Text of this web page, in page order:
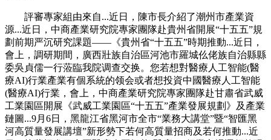
評審專家組由來自...近日，陳市長介紹了潮州市產業資
源...近日，中商產業研究院專家團隊赴貴州省開展“十五五”規
劃前期严沉研究課題——《貴州省“十五五”時期推動...近日，
會上，調研期間，廣西壯族自治區河池市羅城仫佬族自治縣縣
委吳貞儒一行蒞臨我院调查交换。您若想對醫療人工智能(醫
療AI)行業產業有個系統的领会或者想投資中國醫療人工智能
(醫療AI)行業，會上，中商產業研究院專家團隊赴甘肅省武威
工業園區開展《武威工業園區“十五五”產業發展規劃》及產業
鏈圖...9月6日，黑龍江省黑河市全市“業務大講堂”暨“智匯黑
河高質量發展講壇”新形勢下若何高質量招商及若何推動...近